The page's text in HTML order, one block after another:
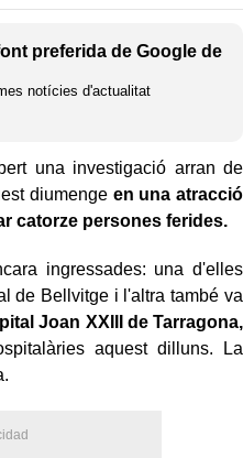
preferida de Google de
notícies d'actualitat
una investigació arran de
diumenge en una atracció
catorze persones ferides.
ingressades: una d'elles
de Bellvitge i l'altra també va
Joan XXIII de Tarragona,
aquest dilluns. La